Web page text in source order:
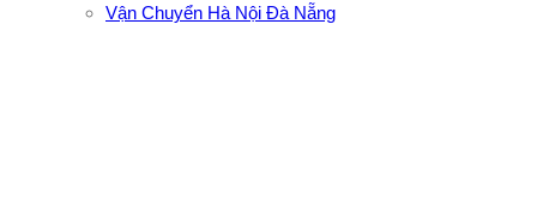
Vận Chuyển Hà Nội Đà Nẵng